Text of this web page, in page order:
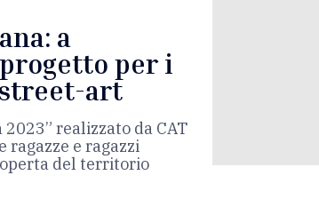
a
per i
art
realizzato da CAT
ragazze e ragazzi
del territorio